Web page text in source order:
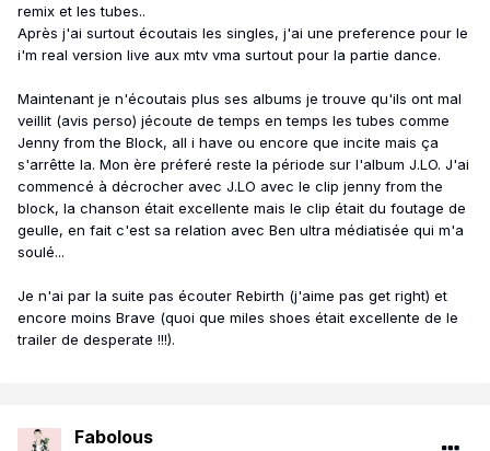
remix et les tubes..
Après j'ai surtout écoutais les singles, j'ai une preference pour le
i'm real version live aux mtv vma surtout pour la partie dance.
Maintenant je n'écoutais plus ses albums je trouve qu'ils ont mal
veillit (avis perso) jécoute de temps en temps les tubes comme
Jenny from the Block, all i have ou encore que incite mais ça
s'arrêtte la. Mon ère préferé reste la période sur l'album J.LO. J'ai
commencé à décrocher avec J.LO avec le clip jenny from the
block, la chanson était excellente mais le clip était du foutage de
geulle, en fait c'est sa relation avec Ben ultra médiatisée qui m'a
soulé...
Je n'ai par la suite pas écouter Rebirth (j'aime pas get right) et
encore moins Brave (quoi que miles shoes était excellente de le
trailer de desperate !!!).
Fabolous